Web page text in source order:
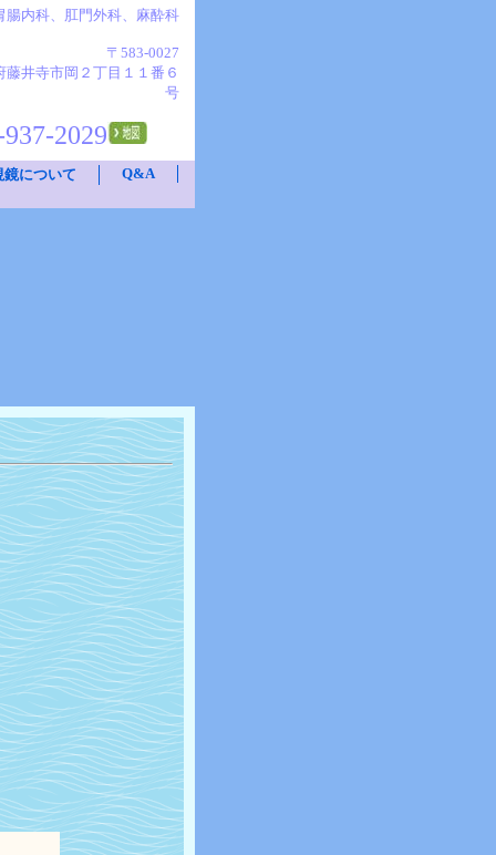
内科、肛門外科、麻酔科
〒583-0027
藤井寺市岡２丁目１１番６
号
2029
について Q&A